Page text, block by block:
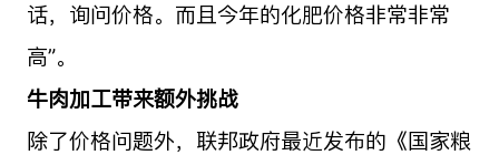
话，询问价格。而且今年的化肥价格非常非常
高”。
牛肉加工带来额外挑战
除了价格问题外，联邦政府最近发布的《国家粮